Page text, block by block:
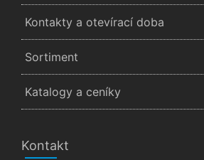
Kontakty a otevírací doba
Sortiment
Katalogy a ceníky
Kontakt